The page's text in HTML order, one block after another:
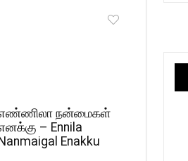
நன்மைகள்
– Ennila
Enakku